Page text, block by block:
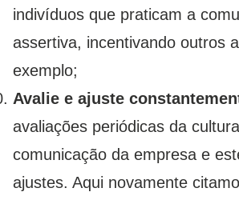
indivíduos que praticam a
assertiva, incentivando outros
exemplo;
Avalie e ajuste
avaliações periódicas da
comunicação da empresa e
ajustes. Aqui novamente